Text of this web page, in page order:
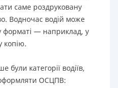
саме роздруковану
Водночас водій може
форматі — наприклад, у
копію.
категорії водіїв,
ОСЦПВ: